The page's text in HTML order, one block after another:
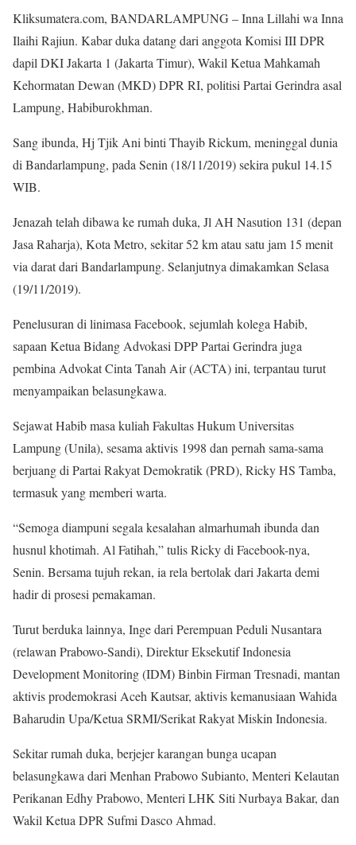
Kliksumatera.com, BANDARLAMPUNG – Inna Lillahi wa Inna
Ilaihi Rajiun. Kabar duka datang dari anggota Komisi III DPR
dapil DKI Jakarta 1 (Jakarta Timur), Wakil Ketua Mahkamah
Kehormatan Dewan (MKD) DPR RI, politisi Partai Gerindra asal
Lampung, Habiburokhman.
Sang ibunda, Hj Tjik Ani binti Thayib Rickum, meninggal dunia
di Bandarlampung, pada Senin (18/11/2019) sekira pukul 14.15
WIB.
Jenazah telah dibawa ke rumah duka, Jl AH Nasution 131 (depan
Jasa Raharja), Kota Metro, sekitar 52 km atau satu jam 15 menit
via darat dari Bandarlampung. Selanjutnya dimakamkan Selasa
(19/11/2019).
Penelusuran di linimasa Facebook, sejumlah kolega Habib,
sapaan Ketua Bidang Advokasi DPP Partai Gerindra juga
pembina Advokat Cinta Tanah Air (ACTA) ini, terpantau turut
menyampaikan belasungkawa.
Sejawat Habib masa kuliah Fakultas Hukum Universitas
Lampung (Unila), sesama aktivis 1998 dan pernah sama-sama
berjuang di Partai Rakyat Demokratik (PRD), Ricky HS Tamba,
termasuk yang memberi warta.
“Semoga diampuni segala kesalahan almarhumah ibunda dan
husnul khotimah. Al Fatihah,” tulis Ricky di Facebook-nya,
Senin. Bersama tujuh rekan, ia rela bertolak dari Jakarta demi
hadir di prosesi pemakaman.
Turut berduka lainnya, Inge dari Perempuan Peduli Nusantara
(relawan Prabowo-Sandi), Direktur Eksekutif Indonesia
Development Monitoring (IDM) Binbin Firman Tresnadi, mantan
aktivis prodemokrasi Aceh Kautsar, aktivis kemanusiaan Wahida
Baharudin Upa/Ketua SRMI/Serikat Rakyat Miskin Indonesia.
Sekitar rumah duka, berjejer karangan bunga ucapan
belasungkawa dari Menhan Prabowo Subianto, Menteri Kelautan
Perikanan Edhy Prabowo, Menteri LHK Siti Nurbaya Bakar, dan
Wakil Ketua DPR Sufmi Dasco Ahmad.